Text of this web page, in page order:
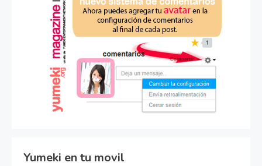
Yumeki en tu movil